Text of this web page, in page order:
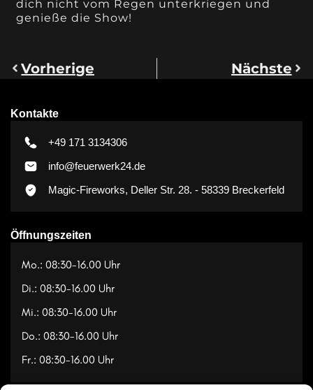
dich nicht vom Regen unterkriegen und
genieße die Show!
Vorherige Nächste
Kontakte
+49 171 3134306
info@feuerwerk24.de
Magic-Fireworks, Deller Str. 28. - 58339 Breckerfeld
Öffnungszeiten
Mo.: 08:30-16.00 Uhr
Di.: 08:30-16.00 Uhr
Mi.: 08:30-16.00 Uhr
Do.: 08:30-16.00 Uhr
Fr.: 08:30-16.00 Uhr